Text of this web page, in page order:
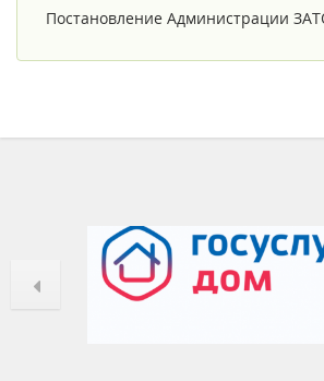
Постановление Администрации